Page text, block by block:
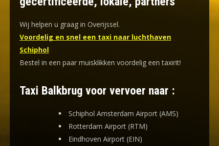
Wij helpen u graag in Overijssel.
Voordelig en snel een taxi naar luchthaven
Schiphol
Bestel in een paar muisklikken voordelig een taxirit!
Taxi Balkbrug voor vervoer naar :
Schiphol Amsterdam Airport (AMS)
Rotterdam Airport (RTM)
Eindhoven Airport (EIN)